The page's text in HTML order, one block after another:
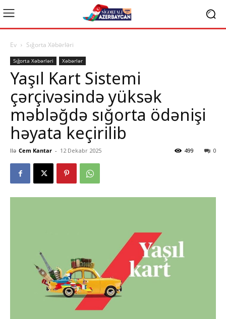
Ev Sığorta Xəbərləri
Sığorta Xəbərləri Xəbərlər
Yaşıl Kart Sistemi
çərçivəsində yüksək
məbləğdə sığorta ödənişi
həyata keçirilib
Ilə Cem Kantar - 12 Dekabr 2025 0
499